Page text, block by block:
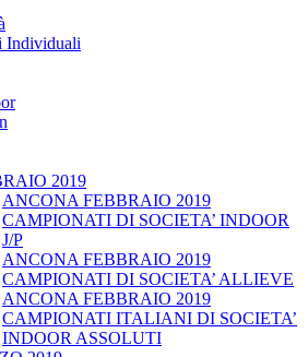
Individuali
2019
ANCONA FEBBRAIO 2019
CAMPIONATI DI SOCIETA’ INDOOR
J/P
ANCONA FEBBRAIO 2019
CAMPIONATI DI SOCIETA’ ALLIEVE
ANCONA FEBBRAIO 2019
CAMPIONATI ITALIANI DI SOCIETA’
INDOOR ASSOLUTI